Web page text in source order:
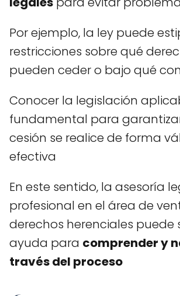
Por ejemplo, la ley puede
restricciones sobre qué
pueden ceder o bajo qué
Conocer la legislación
fundamental para
cesión se realice de forma
efectiva
En este sentido, la asesoría
profesional en el área de
derechos herenciales puede
ayuda para comprender y
través del proceso